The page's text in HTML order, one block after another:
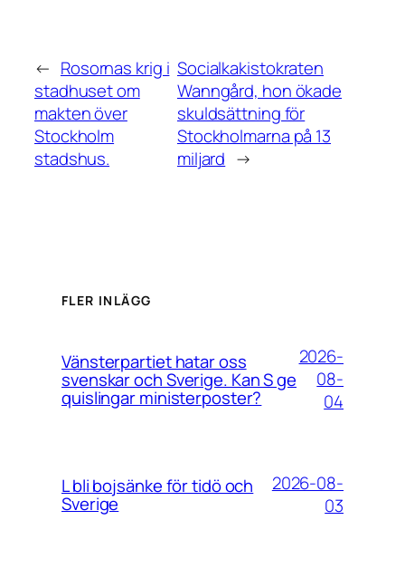
← Rosornas krig i
stadhuset om
makten över
Stockholm
stadshus.
Socialkakistokraten
Wanngård, hon ökade
skuldsättning för
Stockholmarna på 13
miljard →
FLER INLÄGG
Vänsterpartiet hatar oss
svenskar och Sverige. Kan S ge
quislingar ministerposter?
2026-
08-
04
L bli bojsänke för tidö och
Sverige
2026-08-
03